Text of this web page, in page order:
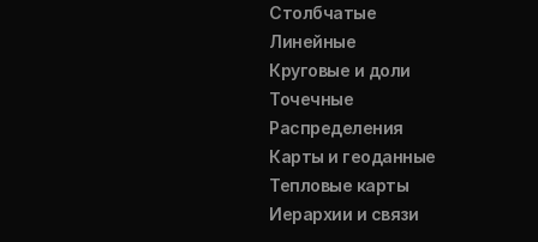
Столбчатые
Линейные
Круговые и доли
Точечные
Распределения
Карты и геоданные
Тепловые карты
Иерархии и связи